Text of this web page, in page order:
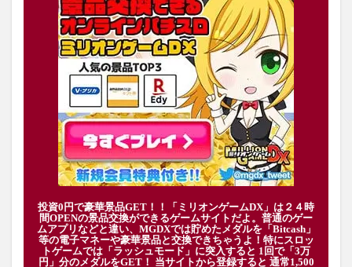
投資0円で豪華景品GET！！「ミリオンゲームDX」は２４時
間OPENの景品交換ができるゲームサイトだよ。普通のゲー
ムアプリなどと違い、MGDXでは貯めたメダルを「Bitcash」
等の電子マネーや豪華景品と交換できちゃうよ！特にスロッ
トゲームでは「ラッシュモード」に突入すると 1回で「3万
円」分のメダルをGET！ 当サイトから登録すると 通常1,500